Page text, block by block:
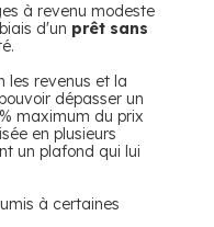
à revenu modeste
d'un prêt sans
les revenus et la
dépasser un
maximum du prix
en plusieurs
un plafond qui lui
à certaines